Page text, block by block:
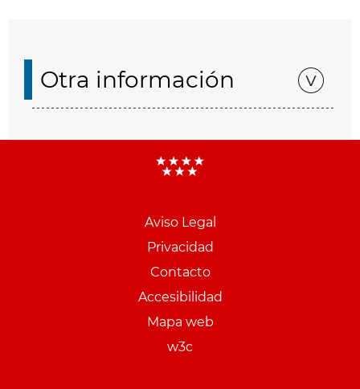
Otra información
Aviso Legal
Privacidad
Contacto
Accesibilidad
Mapa web
w3c